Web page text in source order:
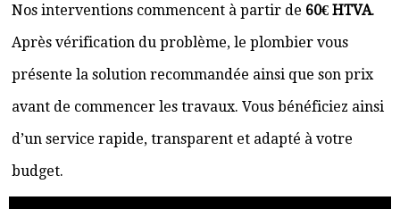
Nos interventions commencent à partir de 60€ HTVA.
Après vérification du problème, le plombier vous
présente la solution recommandée ainsi que son prix
avant de commencer les travaux. Vous bénéficiez ainsi
d’un service rapide, transparent et adapté à votre
budget.